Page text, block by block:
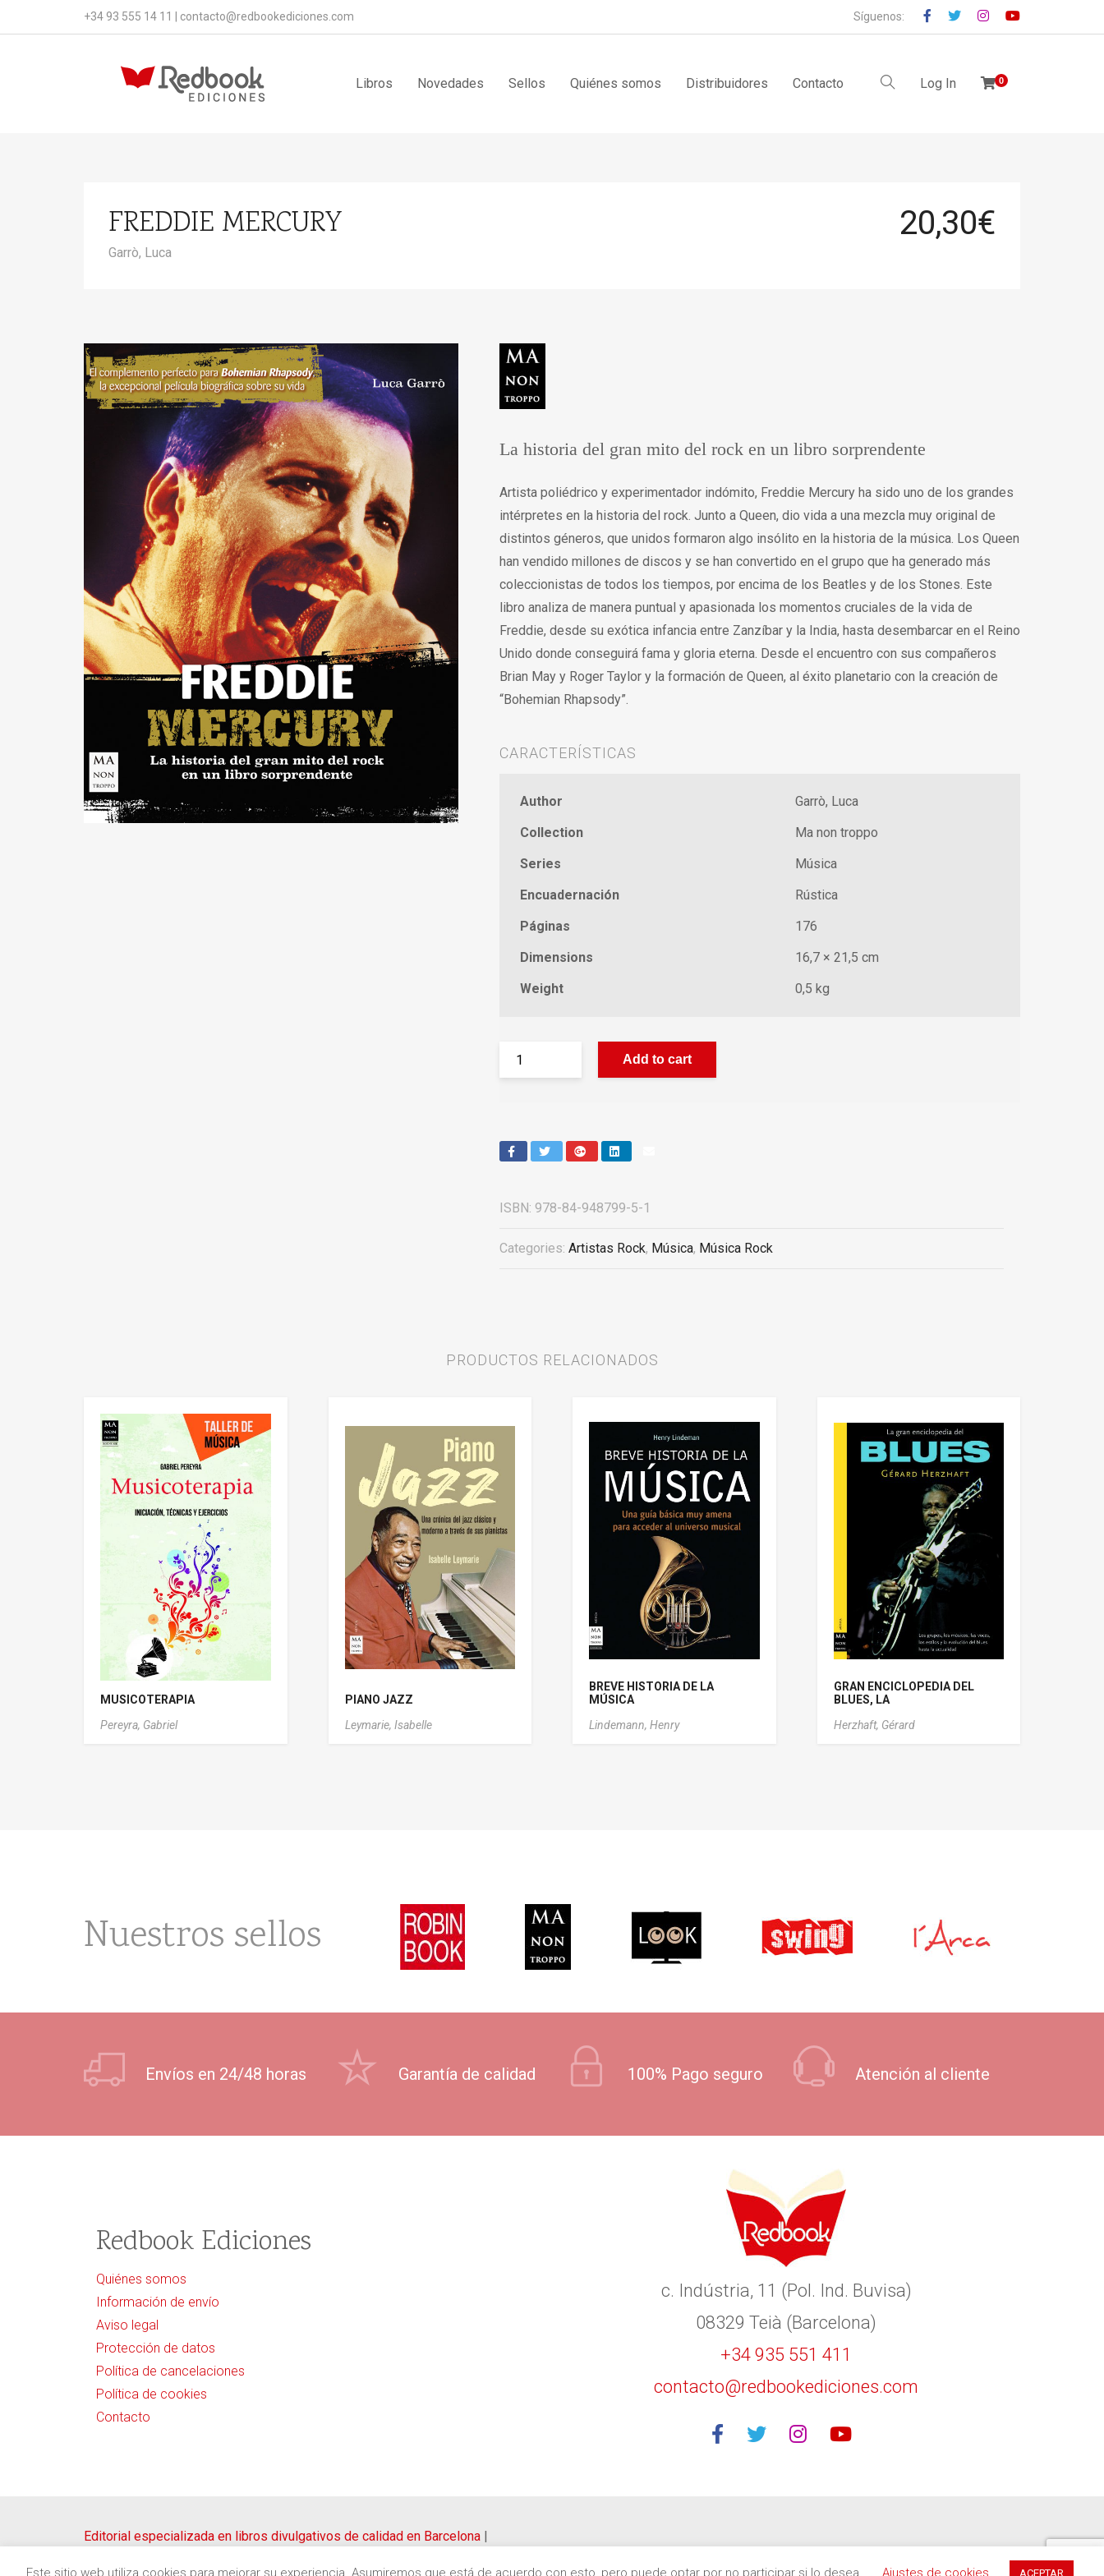
+34 93 555 14 11 contacto@redbookediciones.com Síguenos:
Libros Novedades Sellos Quiénes somos Distribuidores Contacto Log In 0
FREDDIE MERCURY
Garrò, Luca
20,30€
La historia del gran mito del rock en un libro sorprendente
Artista poliédrico y experimentador indómito, Freddie Mercury ha sido uno de los grandes
intérpretes en la historia del rock. Junto a Queen, dio vida a una mezcla muy original de
distintos géneros, que unidos formaron algo insólito en la historia de la música. Los Queen
han vendido millones de discos y se han convertido en el grupo que ha generado más
coleccionistas de todos los tiempos, por encima de los Beatles y de los Stones. Este
libro analiza de manera puntual y apasionada los momentos cruciales de la vida de
Freddie, desde su exótica infancia entre Zanzíbar y la India, hasta desembarcar en el Reino
Unido donde conseguirá fama y gloria eterna. Desde el encuentro con sus compañeros
Brian May y Roger Taylor y la formación de Queen, al éxito planetario con la creación de
“Bohemian Rhapsody”.
CARACTERÍSTICAS
Author
Garrò, Luca
Collection
Ma non troppo
Series
Música
Encuadernación
Rústica
Páginas
176
Dimensions
16,7 × 21,5 cm
Weight
0,5 kg
Add to cart
ISBN: 978-84-948799-5-1
Categories: Artistas Rock, Música, Música Rock
PRODUCTOS RELACIONADOS
MUSICOTERAPIA
Pereyra, Gabriel
PIANO JAZZ
Leymarie, Isabelle
BREVE HISTORIA DE LA
MÚSICA
Lindemann, Henry
GRAN ENCICLOPEDIA DEL
BLUES, LA
Herzhaft, Gérard
Nuestros sellos
Envíos en 24/48 horas Garantía de calidad 100% Pago seguro Atención al cliente
Redbook Ediciones
Quiénes somos
Información de envío
Aviso legal
Protección de datos
Política de cancelaciones
Política de cookies
Contacto
c. Indústria, 11 (Pol. Ind. Buvisa)
08329 Teià (Barcelona)
+34 935 551 411
contacto@redbookediciones.com
Editorial especializada en libros divulgativos de calidad en Barcelona
Este sitio web utiliza cookies para mejorar su experiencia. Asumiremos que está de acuerdo con esto, pero puede optar por no participar si lo desea. Ajustes de cookies ACEPTAR